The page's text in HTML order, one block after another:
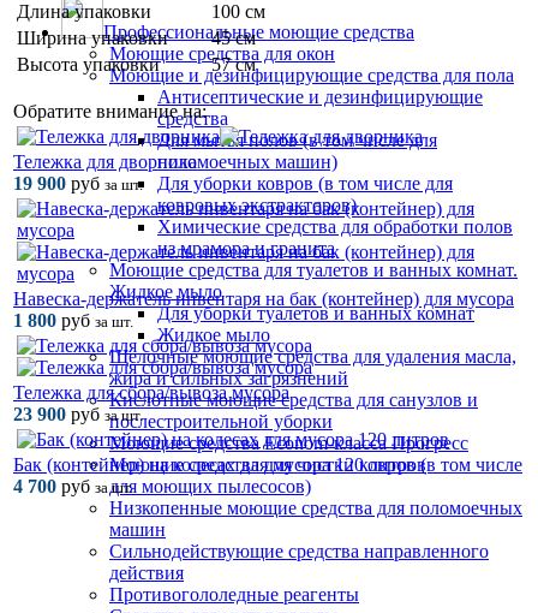
Профессиональные моющие средства
Моющие средства для окон
Моющие и дезинфицирующие средства для пола
Антисептические и дезинфицирующие
средства
Для мытья полов (в том числе для
поломоечных машин)
Для уборки ковров (в том числе для
ковровых экстракторов)
Химические средства для обработки полов
из мрамора и гранита
Моющие средства для туалетов и ванных комнат.
Жидкое мыло
Для уборки туалетов и ванных комнат
Жидкое мыло
Щелочные моющие средства для удаления масла,
жира и сильных загрязнений
Кислотные моющие средства для санузлов и
послестроительной уборки
Моющие средства Econom-класса Прогресс
Моющие средства для чистки ковров (в том числе
для моющих пылесосов)
Низкопенные моющие средства для поломоечных
машин
Сильнодействующие средства направленного
действия
Противогололедные реагенты
Длина упаковки
100 см
Ширина упаковки
45 см
Высота упаковки
57 см
Обратите внимание на:
Тележка для дворника
19 900 руб за шт.
Навеска-держатель инвентаря на бак (контейнер) для мусора
1 800 руб за шт.
Тележка для сбора/вывоза мусора
23 900 руб за шт.
Бак (контейнер) на колесах для мусора 120 литров
4 700 руб за шт.